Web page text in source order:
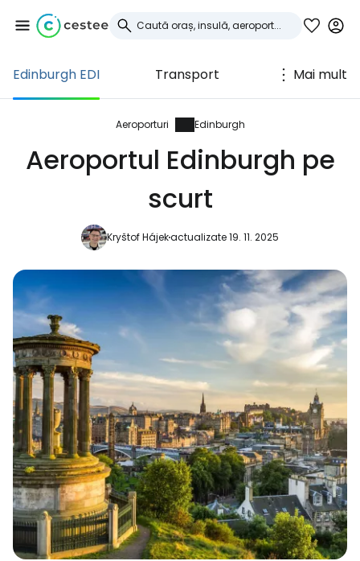
Edinburgh EDI Transport Mai mult
Aeroporturi Edinburgh
Aeroportul Edinburgh pe
scurt
Kryštof Hájekactualizate 19. 11. 2025
Conectați-vă la
Cestee
... comunitatea mondială a călătorilor
Continuați cu Facebook
Continuați cu e-mailul